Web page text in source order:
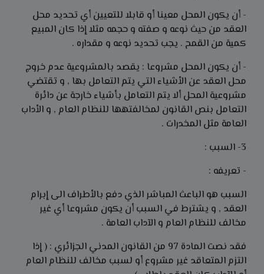
- أن يكون المحل معينا أو قابلا للتعيين أي تحديد محل
العقد من حيث نوعه و صفته و حجمه مثلا إذا كان المبيع
كمية من القمح . يجب تحديد نوعه و مقداره .
- أن يكون المحل مشروعا : يقصد بالمشروعية عدم خروج
محل العقد عن الأشياء التي يتم التعامل بها , و تقتضي
مشروعية المحل ألا يتم التعامل بأشياء خارجة عن دائرة
التعامل بنص القانون لمخالفتهها للنظام العام , و الأداب
العامة مثل المخدرات .
3- السبب :
- تعريفه :
السبب هو الباعث المباشر الذي دفع بالأطراف الى إبرام
العقد , و يشترط في السبب أن يكون مشروعا أي غير
مخالف للنظام العام و الآداب العامة .
فقد نصت المادة 97 من القانون المدني الجزائري : ( إذا
التزم المتعاقد غير مشروع أو لسبب مخالف للنظام العام